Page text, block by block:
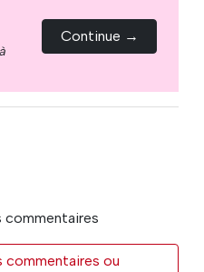
Continue →
commentaires
commentaires ou